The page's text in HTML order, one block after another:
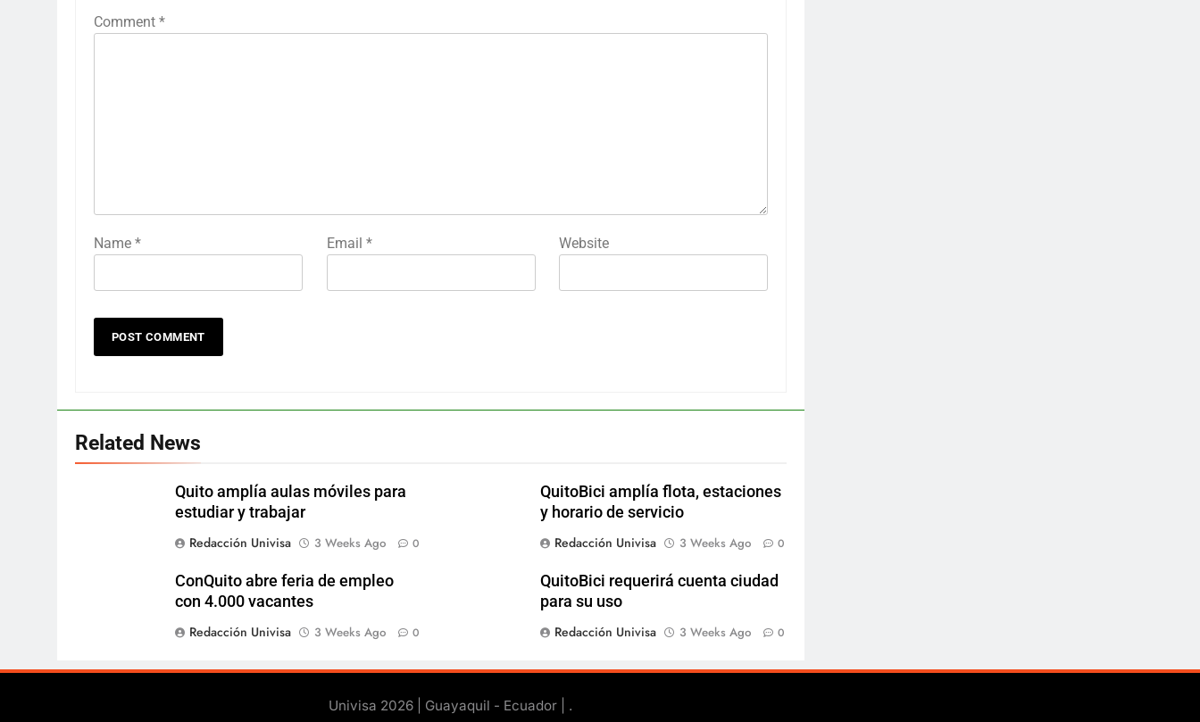
Comment *
Name * Email * Website
Related News
Quito amplía aulas móviles para
estudiar y trabajar
Redacción Univisa
3 Weeks Ago 0
QuitoBici amplía flota, estaciones
y horario de servicio
Redacción Univisa
3 Weeks Ago 0
ConQuito abre feria de empleo
con 4.000 vacantes
Redacción Univisa
3 Weeks Ago 0
QuitoBici requerirá cuenta ciudad
para su uso
Redacción Univisa
3 Weeks Ago 0
Univisa 2026 | Guayaquil - Ecuador | .